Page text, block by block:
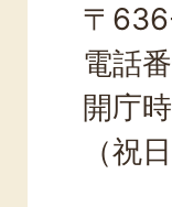
〒
電話
開庁
（祝